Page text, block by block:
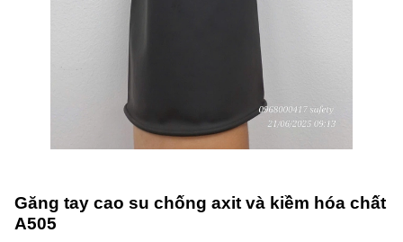
Găng tay cao su chống axit và kiềm hóa chất
A505